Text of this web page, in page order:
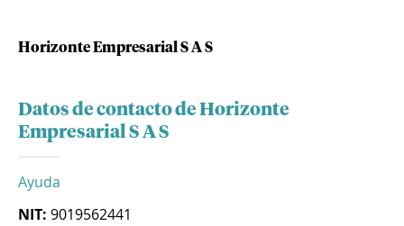
Horizonte Empresarial S A S
Datos de contacto de Horizonte
Empresarial S A S
Ayuda
NIT: 9019562441